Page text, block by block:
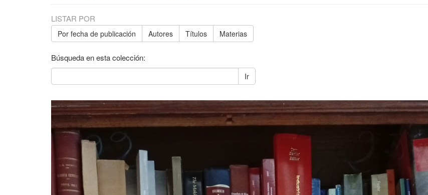
LISTAR POR
Por fecha de publicación Autores Títulos Materias
Búsqueda en esta colección:
Ir